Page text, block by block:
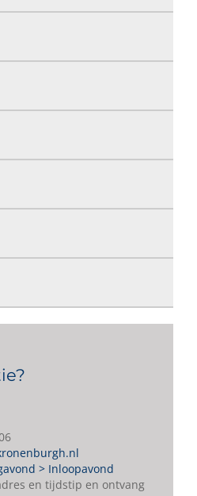
> Inloopavond
en tijdstip en ontvang